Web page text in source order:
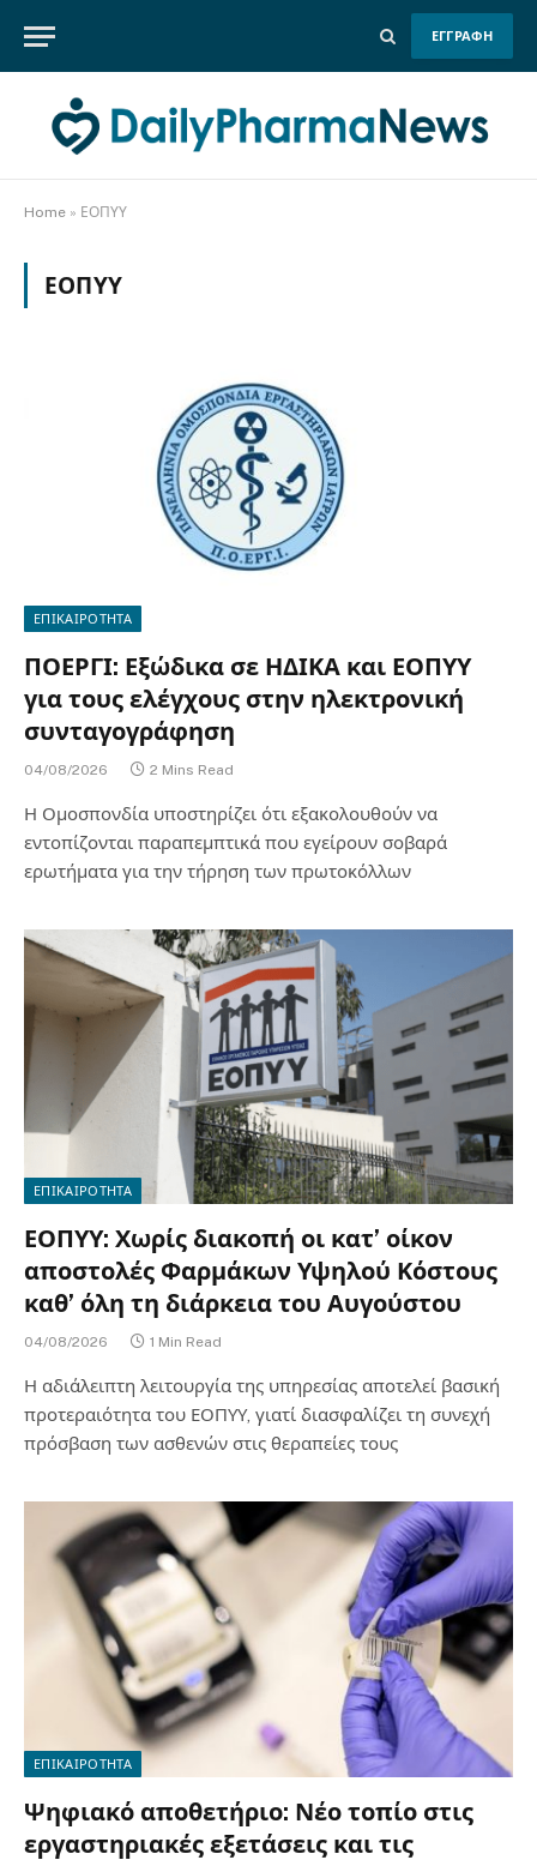
ΕΓΓΡΑΦΗ
Home » ΕΟΠΥΥ
ΕΟΠΥΥ
ΕΠΙΚΑΙΡΟΤΗΤΑ
ΠΟΕΡΓΙ: Εξώδικα σε ΗΔΙΚΑ και ΕΟΠΥΥ
για τους ελέγχους στην ηλεκτρονική
συνταγογράφηση
04/08/2026 2 Mins Read
Η Ομοσπονδία υποστηρίζει ότι εξακολουθούν να
εντοπίζονται παραπεμπτικά που εγείρουν σοβαρά
ερωτήματα για την τήρηση των πρωτοκόλλων
ΕΠΙΚΑΙΡΟΤΗΤΑ
ΕΟΠΥΥ: Χωρίς διακοπή οι κατ’ οίκον
αποστολές Φαρμάκων Υψηλού Κόστους
καθ’ όλη τη διάρκεια του Αυγούστου
04/08/2026 1 Min Read
Η αδιάλειπτη λειτουργία της υπηρεσίας αποτελεί βασική
προτεραιότητα του ΕΟΠΥΥ, γιατί διασφαλίζει τη συνεχή
πρόσβαση των ασθενών στις θεραπείες τους
ΕΠΙΚΑΙΡΟΤΗΤΑ
Ψηφιακό αποθετήριο: Νέο τοπίο στις
εργαστηριακές εξετάσεις και τις